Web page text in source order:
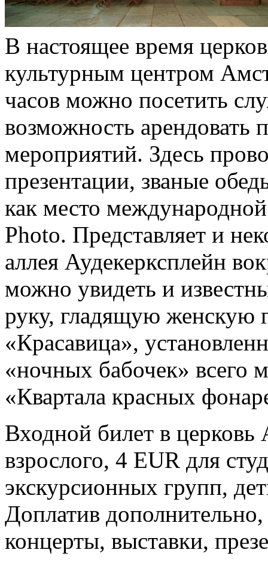
В настоящее время
культурным центром
часов можно посетить
возможность арендовать
мероприятий. Здесь
презентации, званые
как место
Photo. Представляет и
аллея Аудекерксплейн
можно увидеть и
руку, гладящую женскую
«Красавица»,
«ночных бабочек» всего
«Квартала красных
Входной билет в церковь
взрослого, 4 EUR для
экскурсионных групп,
Доплатив
концерты, выставки,